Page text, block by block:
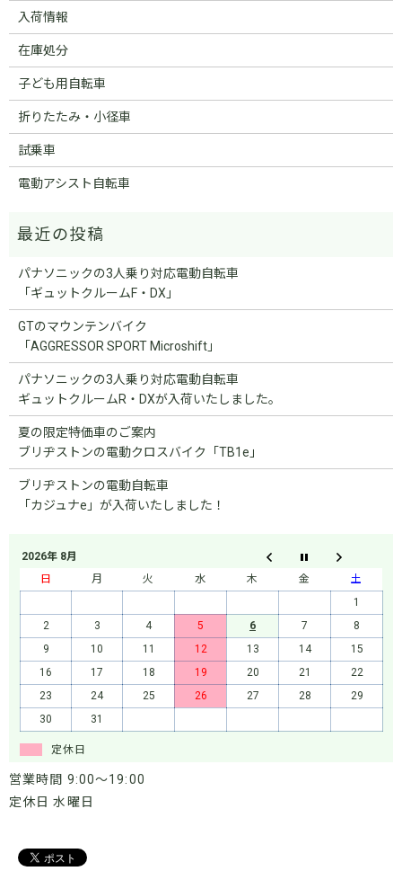
入荷情報
在庫処分
子ども用自転車
折りたたみ・小径車
試乗車
電動アシスト自転車
パナソニックの3人乗り対応電動自転車
「ギュットクルームF・DX」
GTのマウンテンバイク
「AGGRESSOR SPORT Microshift」
パナソニックの3人乗り対応電動自転車
ギュットクルームR・DXが入荷いたしました。
夏の限定特価車のご案内
ブリヂストンの電動クロスバイク「TB1e」
ブリヂストンの電動自転車
「カジュナe」が入荷いたしました！
2026年 8月
日
月 火 水 木 金
土
1
2
3 4 5 6 7
8
9
10 11 12 13 14
15
16
17 18 19 20 21
22
23
24 25 26 27 28
29
30
31
定休日
営業時間 9:00～19:00
定休日 水曜日